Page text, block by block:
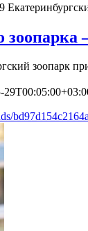
зоопарка
зоопарк